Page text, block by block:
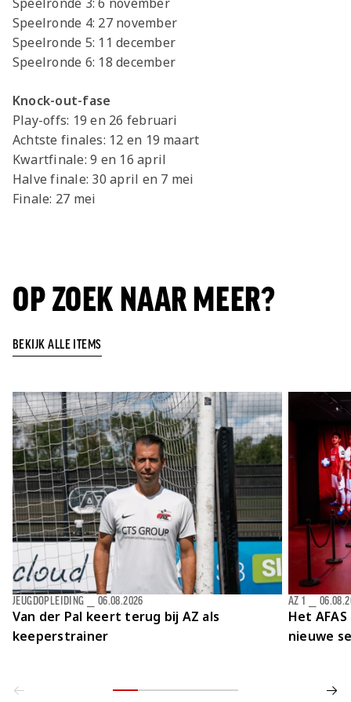
Speelronde 4: 27 november
Speelronde 5: 11 december
Speelronde 6: 18 december
Knock-out-fase
Play-offs: 19 en 26 februari
Achtste finales: 12 en 19 maart
Kwartfinale: 9 en 16 april
Halve finale: 30 april en 7 mei
Finale: 27 mei
OP ZOEK NAAR MEER?
BEKIJK ALLE ITEMS
Van der Pal keert terug bij AZ als
keeperstrainer
JEUGDOPLEIDING 06.08.2026
Het
nieuwe
AZ 1